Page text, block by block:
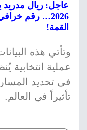
عاجل: ريال مدريد
2026… رقم
القمة!
وتأتي هذه
عملية انتخابية
في تحديد المسار
تأثيراً في العالم.